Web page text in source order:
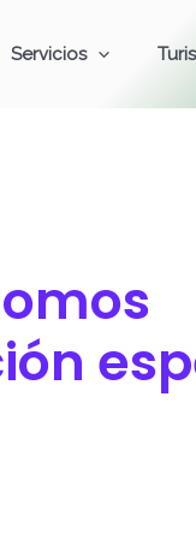
Servicios